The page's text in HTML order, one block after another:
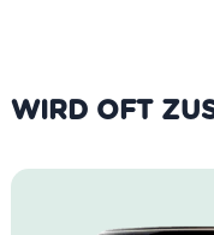
WIRD OFT